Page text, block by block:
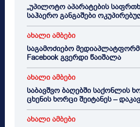
„უპილოტო აპარატების
საჰაერო განგაშები
ახალი ამბები
საგამოძიებო
Facebook გვერდი წაიშალა
ახალი ამბები
საბავშვო ბაღებში საქონლის
ცხენის ხორცი შეიტანეს –
ახალი ამბები